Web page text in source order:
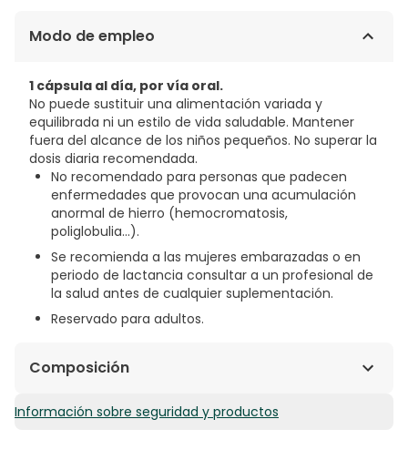
Modo de empleo
1 cápsula al día, por vía oral.
No puede sustituir una alimentación variada y
equilibrada ni un estilo de vida saludable. Mantener
fuera del alcance de los niños pequeños. No superar la
dosis diaria recomendada.
No recomendado para personas que padecen
enfermedades que provocan una acumulación
anormal de hierro (hemocromatosis,
poliglobulia...).
Se recomienda a las mujeres embarazadas o en
periodo de lactancia consultar a un profesional de
la salud antes de cualquier suplementación.
Reservado para adultos.
Composición
Agente de carga: goma de acacia; cubierta de la
Información sobre seguridad y productos